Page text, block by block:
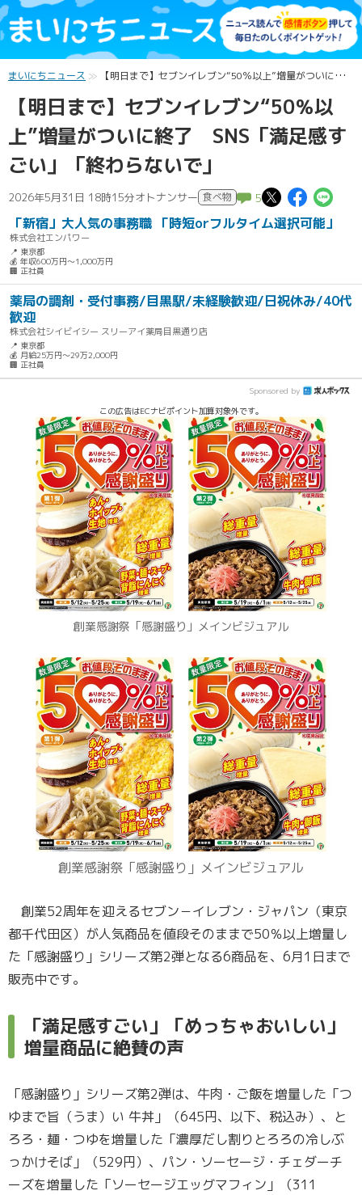
まいにちニュース 【明日まで】セブンイレブン“50％以上”増量がついに終了 SNS「満足感すごい」「終わらないで」
【明日まで】セブンイレブン“50％以
上”増量がついに終了 SNS「満足感す
ごい」「終わらないで」
2026年5月31日 18時15分オトナンサー 食べ物 5 この記
この
「新宿」大人気の事務職 「時短orフルタイム選択可能」
株式会社エンパワー
📍 東京都
💰 年収600万円～1,000万円
🏢 正社員
薬局の調剤・受付事務/目黒駅/未経験歓迎/日祝休み/40代
歓迎
株式会社シイビイシー スリーアイ薬局目黒通り店
📍 東京都
💰 月給25万円～29万2,000円
🏢 正社員
Sponsored by
この広告はECナビポイント加算対象外です。
創業感謝祭「感謝盛り」メインビジュアル
創業感謝祭「感謝盛り」メインビジュアル
創業52周年を迎えるセブン－イレブン・ジャパン（東京
都千代田区）が人気商品を値段そのままで50％以上増量し
た「感謝盛り」シリーズ第2弾となる6商品を、6月1日まで
販売中です。
「満足感すごい」「めっちゃおいしい」
増量商品に絶賛の声
「感謝盛り」シリーズ第2弾は、牛肉・ご飯を増量した「つ
ゆまで旨（うま）い 牛丼」（645円、以下、税込み）、と
ろろ・麺・つゆを増量した「濃厚だし割りとろろの冷しぶ
っかけそば」（529円）、パン・ソーセージ・チェダーチ
ーズを増量した「ソーセージエッグマフィン」（311